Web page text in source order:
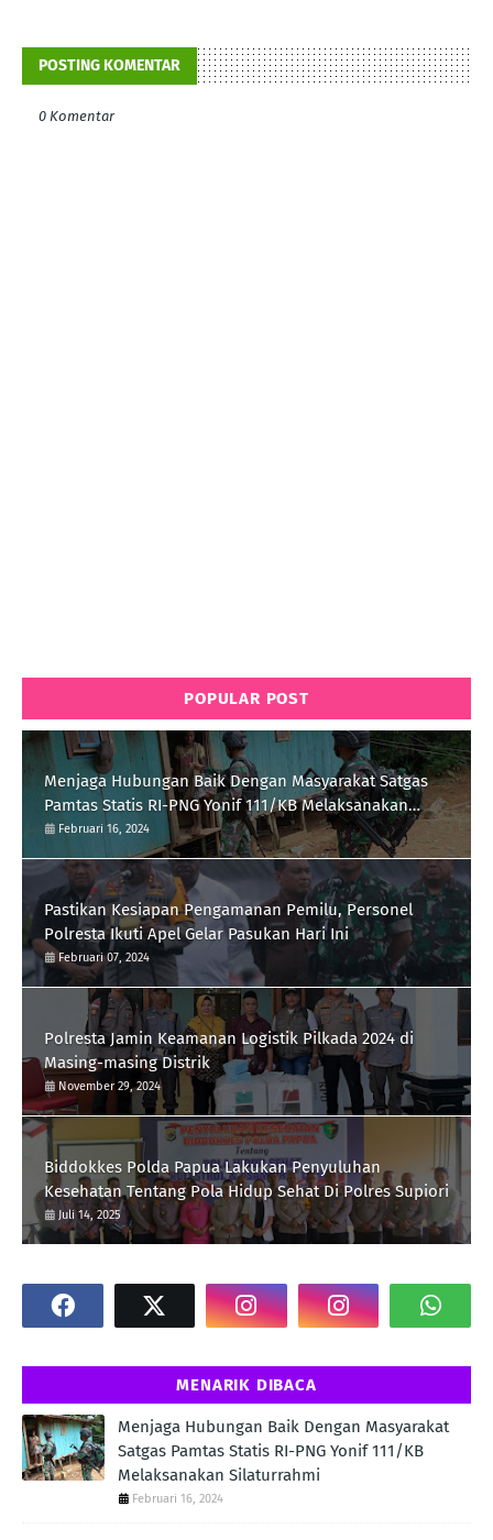
POSTING KOMENTAR
0 Komentar
POPULAR POST
Menjaga Hubungan Baik Dengan Masyarakat Satgas
Pamtas Statis RI-PNG Yonif 111/KB Melaksanakan
Silaturrahmi
Februari 16, 2024
Pastikan Kesiapan Pengamanan Pemilu, Personel
Polresta Ikuti Apel Gelar Pasukan Hari Ini
Februari 07, 2024
Polresta Jamin Keamanan Logistik Pilkada 2024 di
Masing-masing Distrik
November 29, 2024
Biddokkes Polda Papua Lakukan Penyuluhan
Kesehatan Tentang Pola Hidup Sehat Di Polres Supiori
Juli 14, 2025
MENARIK DIBACA
Menjaga Hubungan Baik Dengan Masyarakat
Satgas Pamtas Statis RI-PNG Yonif 111/KB
Melaksanakan Silaturrahmi
Februari 16, 2024